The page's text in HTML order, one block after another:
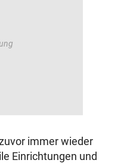
immer wieder
Einrichtungen und